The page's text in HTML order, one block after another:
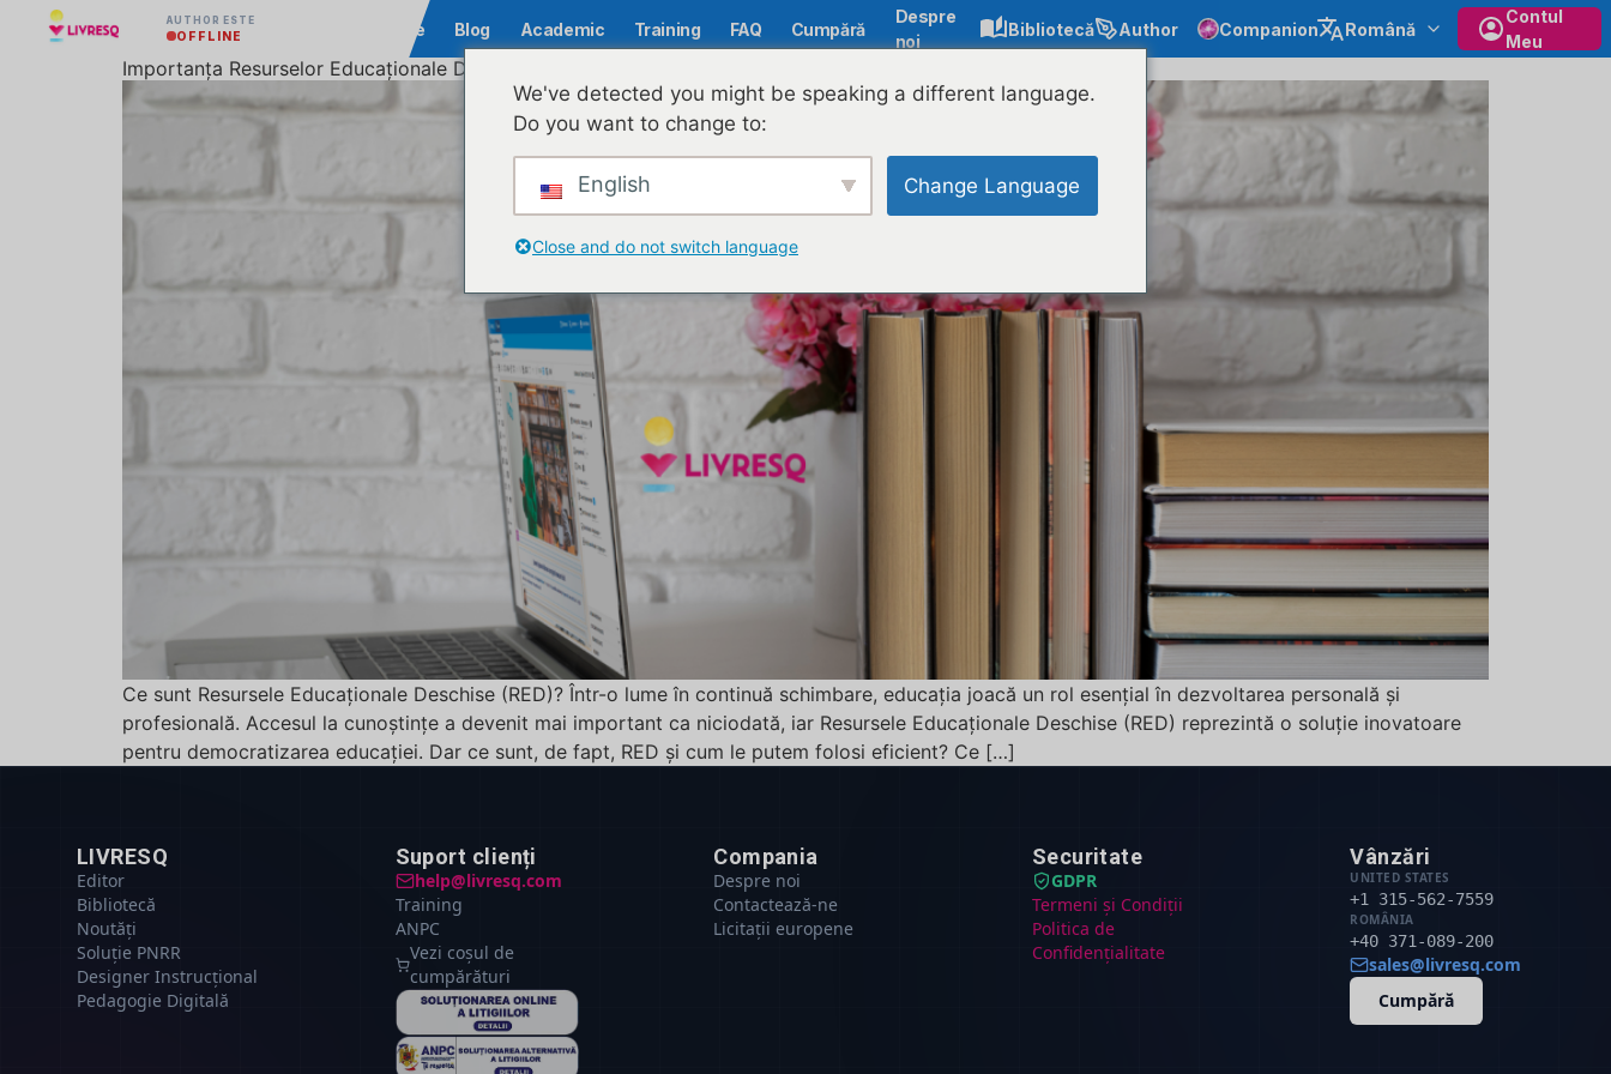
AUTHOR ESTE
OFFLINE Comunitate Blog Academic Training FAQ Cumpără
Despre
noi
Bibliotecă Author Companion Română
Contul
Meu
Importanța Resurselor Educaționale Deschise (RED) și utilizarea lor eficientă
Ce sunt Resursele Educaționale Deschise (RED)? Într-o lume în continuă schimbare, educația joacă un rol esențial în dezvoltarea personală și
profesională. Accesul la cunoștințe a devenit mai important ca niciodată, iar Resursele Educaționale Deschise (RED) reprezintă o soluție inovatoare
pentru democratizarea educației. Dar ce sunt, de fapt, RED și cum le putem folosi eficient? Ce […]
LIVRESQ
Editor
Bibliotecă
Noutăți
Soluție PNRR
Designer Instrucțional
Pedagogie Digitală
Suport clienți
help@livresq.com
Training
ANPC
Vezi coșul de
cumpărături
Compania
Despre noi
Contactează-ne
Licitații europene
Securitate
GDPR
Termeni și Condiții
Politica de
Confidențialitate
Vânzări
UNITED STATES
+1 315-562-7559
ROMÂNIA
+40 371-089-200
sales@livresq.com
Cumpără
We've detected you might be speaking a different language.
Do you want to change to:
English Change Language
Close and do not switch language